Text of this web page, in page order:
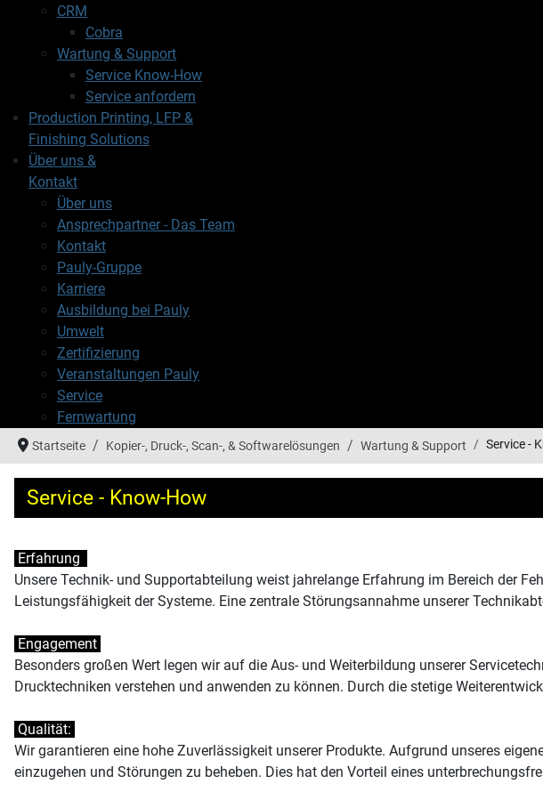
CRM
Cobra
Wartung & Support
Service Know-How
Service anfordern
Production Printing, LFP &
Finishing Solutions
Über uns &
Kontakt
Über uns
Ansprechpartner - Das Team
Kontakt
Pauly-Gruppe
Karriere
Ausbildung bei Pauly
Umwelt
Zertifizierung
Veranstaltungen Pauly
Service
Fernwartung
Startseite Kopier-, Druck-, Scan-, & Softwarelösungen Wartung & Support Service -
Service - Know-How
Erfahrung
Unsere Technik- und Supportabteilung weist jahrelange Erfahrung im Bereich der
Leistungsfähigkeit der Systeme. Eine zentrale Störungsannahme unserer
Engagement
Besonders großen Wert legen wir auf die Aus- und Weiterbildung unserer
Drucktechniken verstehen und anwenden zu können. Durch die stetige
Qualität:
Wir garantieren eine hohe Zuverlässigkeit unserer Produkte. Aufgrund unseres
einzugehen und Störungen zu beheben. Dies hat den Vorteil eines